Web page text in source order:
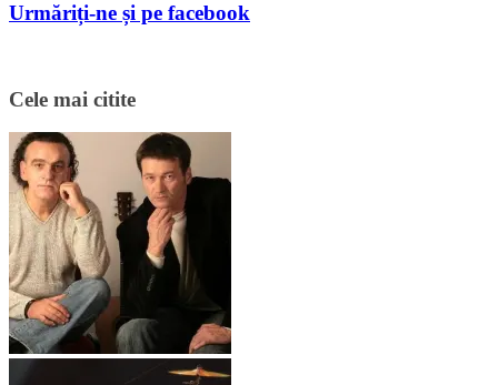
Urmăriți-ne și pe facebook
Cele mai citite